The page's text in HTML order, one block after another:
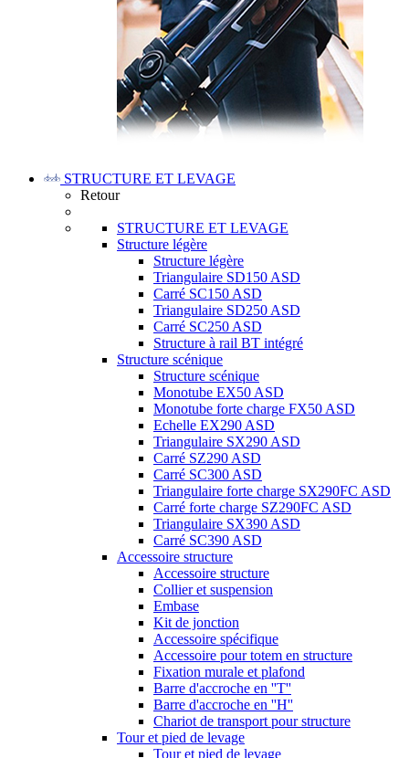
STRUCTURE ET LEVAGE
Retour
STRUCTURE ET LEVAGE
Structure légère
Structure légère
Triangulaire SD150 ASD
Carré SC150 ASD
Triangulaire SD250 ASD
Carré SC250 ASD
Structure à rail BT intégré
Structure scénique
Structure scénique
Monotube EX50 ASD
Monotube forte charge FX50 ASD
Echelle EX290 ASD
Triangulaire SX290 ASD
Carré SZ290 ASD
Carré SC300 ASD
Triangulaire forte charge SX290FC ASD
Carré forte charge SZ290FC ASD
Triangulaire SX390 ASD
Carré SC390 ASD
Accessoire structure
Accessoire structure
Collier et suspension
Embase
Kit de jonction
Accessoire spécifique
Accessoire pour totem en structure
Fixation murale et plafond
Barre d'accroche en ''T''
Barre d'accroche en ''H''
Chariot de transport pour structure
Tour et pied de levage
Tour et pied de levage